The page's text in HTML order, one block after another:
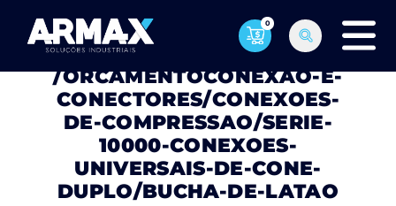
0
PÁGINA NÃO ENCONTRADA
/ORCAMENTOCONEXAO-E-
CONECTORES/CONEXOES-
DE-COMPRESSAO/SERIE-
10000-CONEXOES-
UNIVERSAIS-DE-CONE-
DUPLO/BUCHA-DE-LATAO